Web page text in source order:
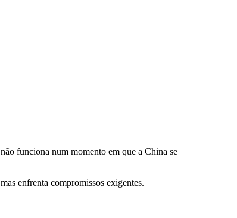
funciona num momento em que a China se
enfrenta compromissos exigentes.